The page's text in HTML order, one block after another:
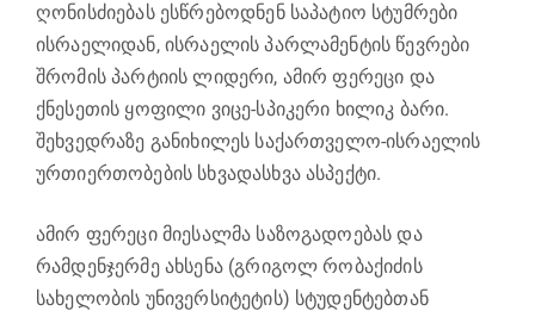
ღონისძიებას ესწრებოდნენ საპატიო სტუმრები
ისრაელიდან, ისრაელის პარლამენტის წევრები
შრომის პარტიის ლიდერი, ამირ ფერეცი და
ქნესეთის ყოფილი ვიცე-სპიკერი ხილიკ ბარი.
შეხვედრაზე განიხილეს საქართველო-ისრაელის
ურთიერთობების სხვადასხვა ასპექტი.
ამირ ფერეცი მიესალმა საზოგადოებას და
რამდენჯერმე ახსენა (გრიგოლ რობაქიძის
სახელობის უნივერსიტეტის) სტუდენტებთან